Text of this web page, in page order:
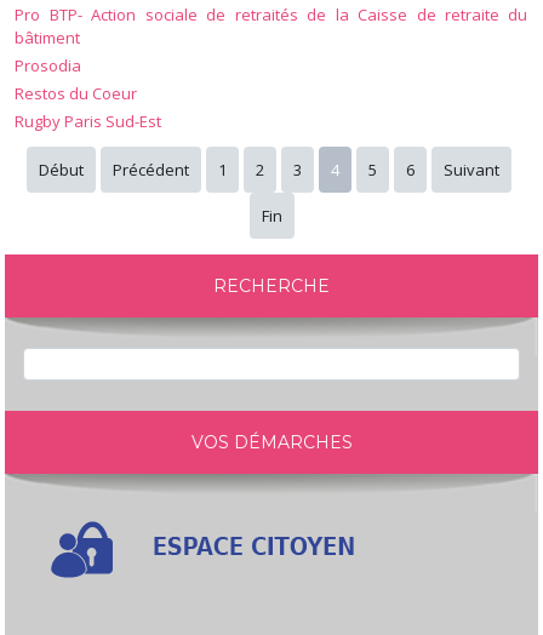
Pro BTP- Action sociale de retraités de la Caisse de retraite du
bâtiment
Prosodia
Restos du Coeur
Rugby Paris Sud-Est
Début Précédent 1 2 3 4 5 6 Suivant
Fin
RECHERCHE
VOS DÉMARCHES